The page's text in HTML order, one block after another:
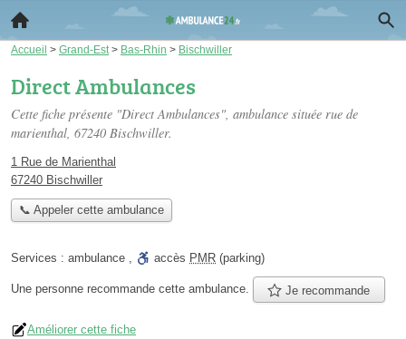
Accueil > Grand-Est > Bas-Rhin > Bischwiller
Direct Ambulances
Cette fiche présente "Direct Ambulances", ambulance située rue de
marienthal, 67240 Bischwiller.
1 Rue de Marienthal
67240 Bischwiller
📞 Appeler cette ambulance
Services : ambulance , accès PMR (parking)
Une personne recommande cette ambulance. Je recommande
Améliorer cette fiche